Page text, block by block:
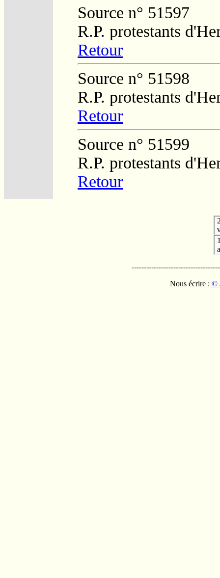
Source n° 51597
R.P. protestants
Retour
Source n° 51598
R.P. protestants
Retour
Source n° 51599
R.P. protestants
Retour
Nous écrire : ©